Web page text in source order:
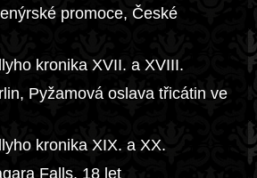
promoce, České
kronika XVII. a XVIII.
Pyžamová oslava třicátin ve
kronika XIX. a XX.
Falls, 18 let